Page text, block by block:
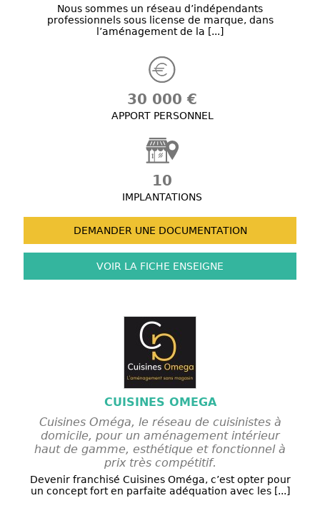
Nous sommes un réseau d’indépendants
professionnels sous license de marque, dans
l’aménagement de la [...]
30 000 €
APPORT PERSONNEL
10
IMPLANTATIONS
DEMANDER UNE DOCUMENTATION
VOIR LA FICHE ENSEIGNE
CUISINES OMEGA
Cuisines Oméga, le réseau de cuisinistes à
domicile, pour un aménagement intérieur
haut de gamme, esthétique et fonctionnel à
prix très compétitif.
Devenir franchisé Cuisines Oméga, c’est opter pour
un concept fort en parfaite adéquation avec les [...]